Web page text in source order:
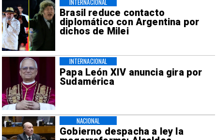
Brasil reduce contacto
diplomático con Argentina por
dichos de Milei
Papa León XIV anuncia gira por
Sudamérica
INTERNACIONAL
Gobierno despacha a ley la
NACIONAL